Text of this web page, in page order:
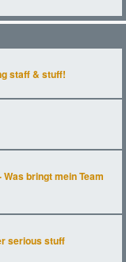
staff & stuff!
bringt mein Team
serious stuff